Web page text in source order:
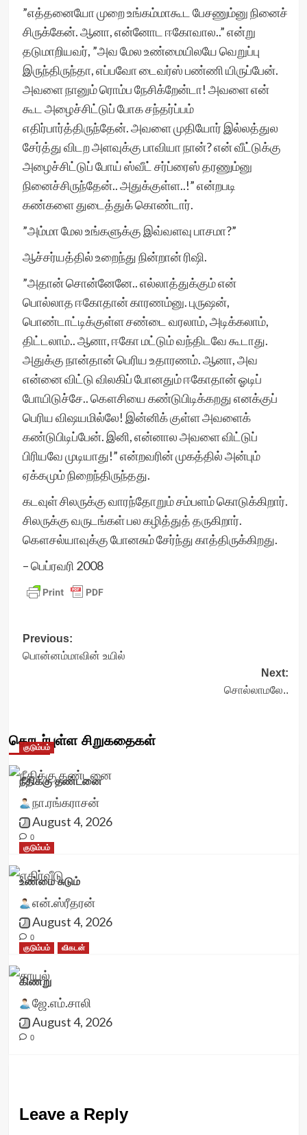
”எத்தனையோ முறை உங்கம்மாகூட பேசணும்னு நினைச்
சிருக்கேன். ஆனா, என்னோட ஈகோவால..” என்று
தடுமாறியவர், ”அவ மேல உண்மையிலயே வெறுப்பு
இருந்திருந்தா, எப்பவோ டைவர்ஸ் பண்ணி யிருப்பேன்.
அவளை நானும் ரொம்ப நேசிக்றேன்டா! அவளை என்
கூட அழைச்சிட்டுப் போக சந்தர்ப்பம்
எதிர்பார்த்திருந்தேன். அவளை முதியோர் இல்லத்துல
சேர்த்து விடற அளவுக்கு பாவியா நான்? என் வீட்டுக்கு
அழைச்சிட்டுப் போய் ஸ்வீட் சர்ப்ரைஸ் தரணும்னு
நினைச்சிருந்தேன்.. அதுக்குள்ள..!” என்றபடி
கண்களை துடைத்துக் கொண்டார்.
”அம்மா மேல உங்களுக்கு இவ்வளவு பாசமா?”
ஆச்சர்யத்தில் உறைந்து நின்றான் ரிஷி.
”அதான் சொன்னேனே.. எல்லாத்துக்கும் என்
பொல்லாத ஈகோதான் காரணம்னு. புருஷன்,
பொண்டாட்டிக்குள்ள சண்டை வரலாம், அடிக்கலாம்,
திட்டலாம்.. ஆனா, ஈகோ மட்டும் வந்திடவே கூடாது.
அதுக்கு நான்தான் பெரிய உதாரணம். ஆனா, அவ
என்னை விட்டு விலகிப் போனதும் ஈகோதான் ஓடிப்
போயிடுச்சே.. கௌசியை கண்டுபிடிக்கறது எனக்குப்
பெரிய விஷயமில்லே! இன்னிக் குள்ள அவளைக்
கண்டுபிடிப்பேன். இனி, என்னால அவளை விட்டுப்
பிரியவே முடியாது!” என்றவரின் முகத்தில் அன்பும்
ஏக்கமும் நிறைந்திருந்தது.
கடவுள் சிலருக்கு வாரந்தோறும் சம்பளம் கொடுக்கிறார்.
சிலருக்கு வருடங்கள் பல கழித்துத் தருகிறார்.
கௌசல்யாவுக்கு போனசும் சேர்ந்து காத்திருக்கிறது.
– பெப்ரவரி 2008
Post
navigation
Previous:
பொன்னம்மாவின் உயில்
Next:
சொல்லாமலே..
தொடர்புள்ள சிறுகதைகள்
குடும்பம்
நீதிக்கு தண்டனை
நா.ரங்கராசன்
August 4, 2026
0
குடும்பம்
உண்மை சுடும்
என்.ஸ்ரீதரன்
August 4, 2026
0
குடும்பம்
விகடன்
கிணறு
ஜே.எம்.சாலி
August 4, 2026
0
Leave a Reply